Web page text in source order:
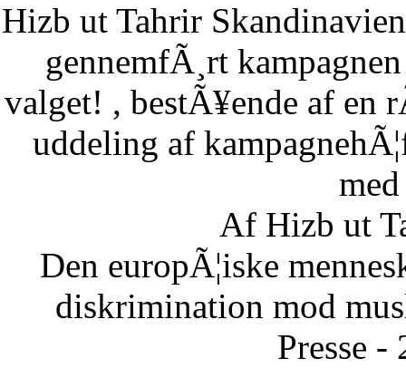
Hizb ut Tahrir
gennemfÃ¸rt
valget! , bestÃ¥ende af en
uddeling af
Af Hizb ut
Den europÃ¦iske
diskrimination mod
Presse -